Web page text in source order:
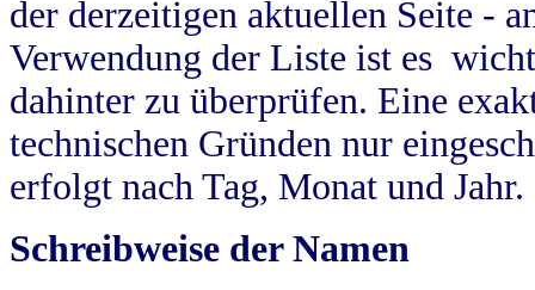
der derzeitigen aktuellen Seite -
Verwendung der Liste ist es
dahinter zu überprüfen. Eine
technischen Gründen nur
erfolgt nach Tag, Monat und Jahr.
Schreibweise der Namen